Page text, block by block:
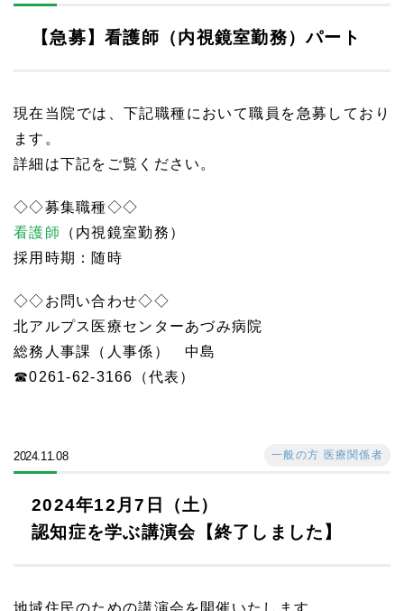
【急募】看護師（内視鏡室勤務）パート
現在当院では、下記職種において職員を急募しており
ます。
詳細は下記をご覧ください。
◇◇募集職種◇◇
看護師
（内視鏡室勤務）
採用時期：随時
◇◇お問い合わせ◇◇
北アルプス医療センターあづみ病院
総務人事課（人事係） 中島
☎0261-62-3166（代表）
2024.11.08 一般の方 医療関係者
2024年12月7日（土）
認知症を学ぶ講演会【終了しました】
地域住民のための講演会を開催いたします。